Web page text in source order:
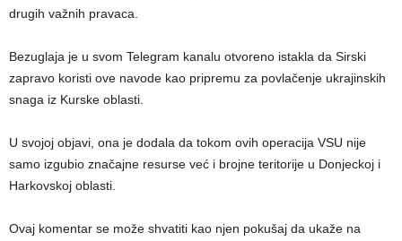
drugih važnih pravaca.
Bezuglaja je u svom Telegram kanalu otvoreno istakla da Sirski
zapravo koristi ove navode kao pripremu za povlačenje ukrajinskih
snaga iz Kurske oblasti.
U svojoj objavi, ona je dodala da tokom ovih operacija VSU nije
samo izgubio značajne resurse već i brojne teritorije u Donjeckoj i
Harkovskoj oblasti.
Ovaj komentar se može shvatiti kao njen pokušaj da ukaže na